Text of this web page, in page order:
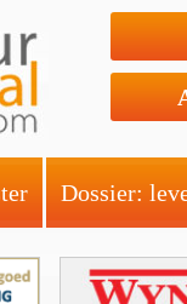
Dossier: